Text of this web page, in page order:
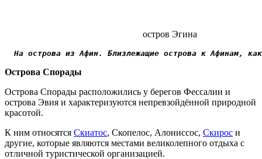
остров Эгина
На острова из Афин. Близлежащие острова к Афинам,
Острова Спорады
Острова Спорады расположились у берегов Фессалии и
острова Эвия и характеризуются непревзойдённой природной
красотой.
К ним относятся Скиатос, Скопелос, Алониссос, Скирос и
другие, которые являются местами великолепного отдыха с
отличной туристической организацией.